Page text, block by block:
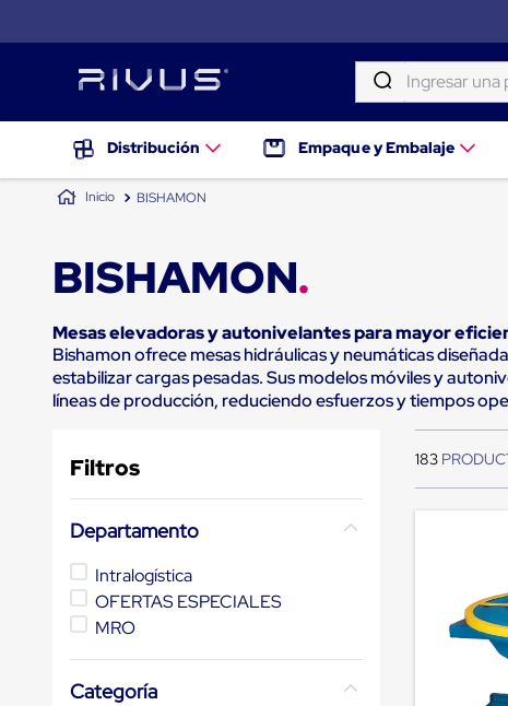
Ingresar una
Distribución
de
andén
de
andén
niveladoras
de
andén
hidráulicas
Rampas
de
de
Borde
Pestañas
Distribución Empaque y Embalaje
BISHAMON
BISHAMON
Mesas elevadoras y autonivelantes para mayor
Bishamon ofrece mesas hidráulicas y neumáticas
estabilizar cargas pesadas. Sus modelos móviles y
líneas de producción, reduciendo esfuerzos y tiempos
Filtros
Departamento
Intralogística
OFERTAS ESPECIALES
MRO
Categoría
183
TÉRMINOS MÁS BUSCADOS
tambos
taylor dunn
monitor 7
emplayadora
emplayadora plato giratorio
flejadora